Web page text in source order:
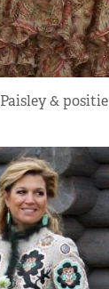
Paisley & positie